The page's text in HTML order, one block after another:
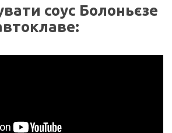
соус Болоньєзе